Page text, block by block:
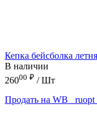
Кепка бейсболка
В наличии
26000 ₽ / Шт
Продать на WB